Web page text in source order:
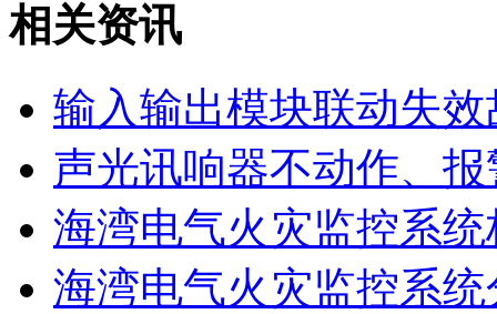
相关资讯
输入输出模块联动失效
声光讯响器不动作、
海湾电气火灾监控系
海湾电气火灾监控系